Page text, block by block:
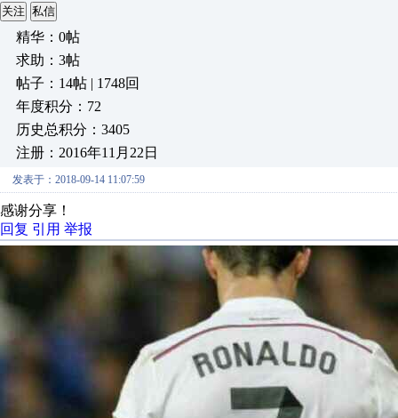
关注 私信
精华：0帖
求助：3帖
帖子：14帖 | 1748回
年度积分：72
历史总积分：3405
注册：2016年11月22日
发表于：2018-09-14 11:07:59
感谢分享！
回复 引用 举报